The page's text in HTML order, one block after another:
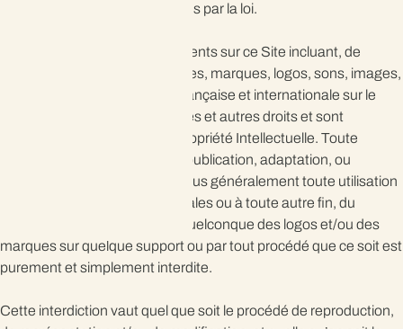
protection et des droits réservés par la loi.
L’ensemble des contenus présents sur ce Site incluant, de
manière non limitative, les textes, marques, logos, sons, images,
. relèvent de la législation française et internationale sur le
droit d’auteur, droit des marques et autres droits et sont
protégées par le Code de la Propriété Intellectuelle. Toute
reproduction, représentation, publication, adaptation, ou
diffusion, en tout ou partie, et plus généralement toute utilisation
effectuée à des fins commerciales ou à toute autre fin, du
contenu de ce site ou de l’un quelconque des logos et/ou des
marques sur quelque support ou par tout procédé que ce soit est
purement et simplement interdite.
Cette interdiction vaut quel que soit le procédé de reproduction,